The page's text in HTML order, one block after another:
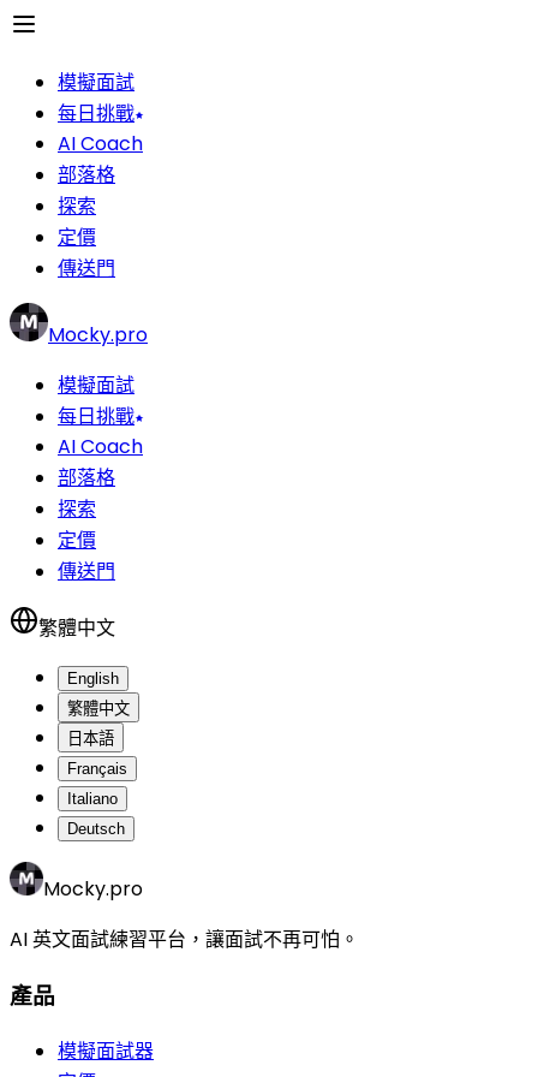
模擬面試
每日挑戰
AI Coach
部落格
探索
定價
傳送門
Mocky.pro
模擬面試
每日挑戰
AI Coach
部落格
探索
定價
傳送門
繁體中文
English
繁體中文
日本語
Français
Italiano
Deutsch
Mocky.pro
AI 英文面試練習平台，讓面試不再可怕。
產品
模擬面試器